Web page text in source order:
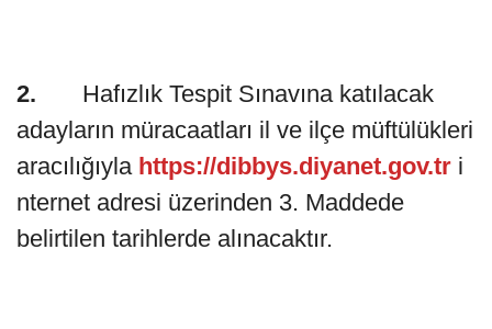
2. Hafızlık Tespit Sınavına katılacak
adayların müracaatları il ve ilçe müftülükleri
aracılığıyla https://dibbys.diyanet.gov.tr i
nternet adresi üzerinden 3. Maddede
belirtilen tarihlerde alınacaktır.